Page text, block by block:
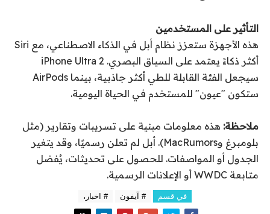
التأثير على المستخدمين
هذه الأجهزة ستعزز نظام أبل في الذكاء الاصطناعي، مع Siri
أكثر ذكاءً يعتمد على السياق البصري. iPhone Ultra 2
سيجعل الفئة القابلة للطي أكثر جاذبية، بينما AirPods
ستكون "عيون" للمستخدم في الحياة اليومية.
ملاحظة: هذه معلومات مبنية على تسريبات وتقارير (مثل
بلومبرغ وMacRumors). أبل لم تعلن رسميًا، وقد يتغير
الجدول أو المواصفات. للحصول على تحديثات، يُفضل
متابعة WWDC أو الإعلانات الرسمية.
في قسم # آيفون # اخبار،